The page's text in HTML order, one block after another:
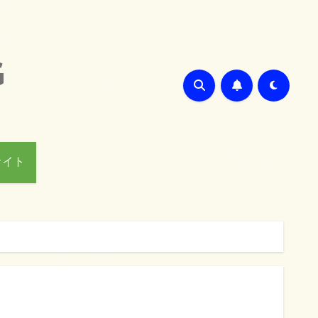
ト